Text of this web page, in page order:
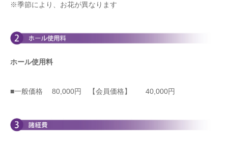
※季節により、お花が異なります
ホール使用料
■一般価格 80,000円 【会員価格】 40,000円